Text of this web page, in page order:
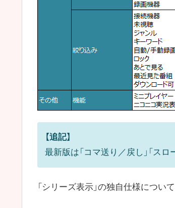
【追記】
最新版は「コマ送り／戻し」「ス
「シリーズ表示」の独自仕様につい